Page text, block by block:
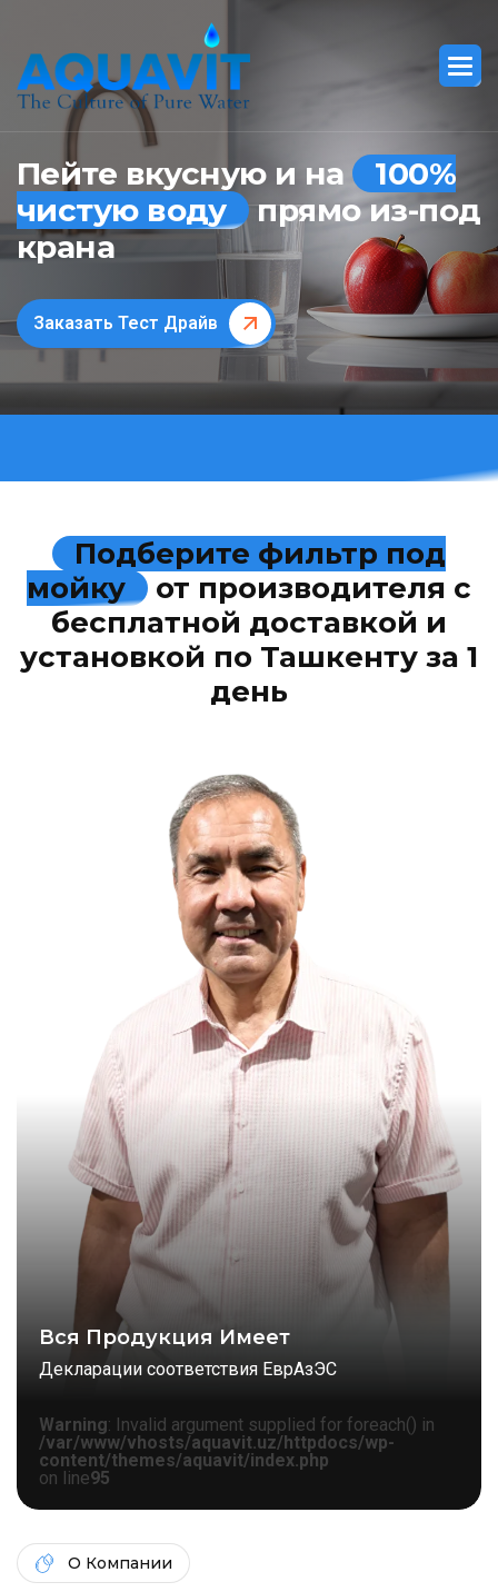
Пейте вкусную и на
100%
чистую воду прямо из-под
крана
Заказать Тест Драйв
Подберите фильтр под
мойку
от производителя с
бесплатной доставкой и
установкой по Ташкенту за 1
день
Вся Продукция Имеет
Декларации соответствия ЕврАзЭС
Warning: Invalid argument supplied for foreach() in
/var/www/vhosts/aquavit.uz/httpdocs/wp-
content/themes/aquavit/index.php
on line95
О Компании